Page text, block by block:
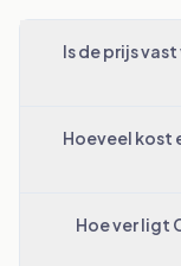
Is de prijs
Hoeveel kost
Hoe ver ligt